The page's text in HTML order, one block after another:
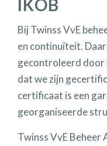
IKOB
Bij Twinss VvE
en continuïteit.
gecontroleerd door
dat we zijn
certificaat is een
georganiseerde
Twinss VvE Beheer